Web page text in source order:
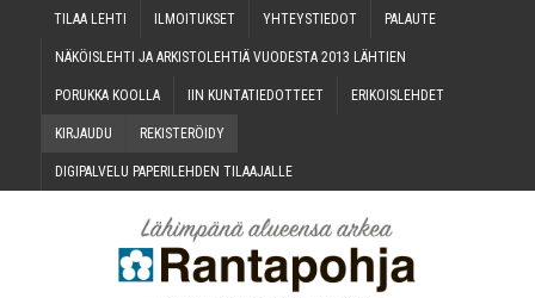
TILAA LEH­TI ILMOI­TUK­SET YHTEYS­TIE­DOT PALAU­TE
NÄKÖIS­LEH­TI JA ARKIS­TO­LEH­TIÄ VUO­DES­TA 2013 LÄHTIEN
PORUK­KA KOOLLA IIN KUN­TA­TIE­DOT­TEET ERI­KOIS­LEH­DET
KIR­JAU­DU REKIS­TE­RÖI­DY
DIGI­PAL­VE­LU PAPE­RI­LEH­DEN TILAAJALLE